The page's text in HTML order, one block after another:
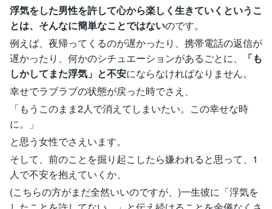
浮気をした男性を許して心から楽しく生きていくというこ
とは、そんなに簡単なことではないのです。
例えば、夜帰ってくるのが遅かったり、携帯電話の返信が
遅かったり、何かのシチュエーションがあるごとに、
「も
しかしてまた浮気」と不安にならなければなりません。
幸せでラブラブの状態が戻った時でさえ、
「もうこのまま2人で消えてしまいたい。この幸せな時
に。」
と思う女性でさえいます。
そして、前のことを掘り起こしたら嫌われると思って、1
人で不安を抱えていくか、
(こちらの方がまだ全然いいのですが、)一生彼に「浮気を